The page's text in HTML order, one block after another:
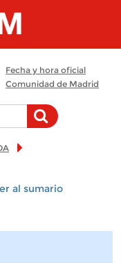
Fecha y hora oficial
Comunidad de Madrid
al sumario